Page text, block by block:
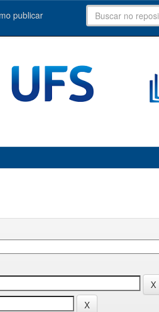
publicar